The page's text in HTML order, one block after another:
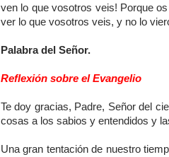
ven lo que vosotros veis! Porque
ver lo que vosotros veis, y no lo
Palabra del Señor.
Reflexión sobre el Evangelio
Te doy gracias, Padre, Señor del
cosas a los sabios y entendidos y
Una gran tentación de nuestro